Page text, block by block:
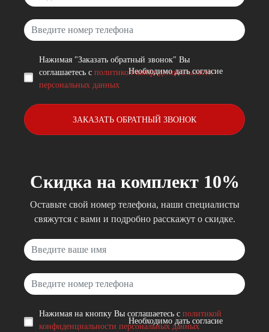
Нажимая "Заказать обратный звонок" Вы
соглашаетесь с политикой конфиденциальности
персональных данных
Необходимо дать согласие
ЗАКАЗАТЬ ОБРАТНЫЙ ЗВОНОК
Скидка на комплект 10%
Оставьте свой номер телефона, наши специалисты
свяжутся с вами и подробно расскажут о скидке.
Нажимая на кнопку Вы соглашаетесь с политикой
конфиденциальности персональных данных
Необходимо дать согласие